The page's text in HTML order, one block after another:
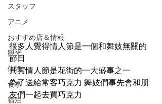
スタッフ
アニメ
おすすめ店＆情報
観光
体験
食事
宿泊
很多人覺得情人節是一個和舞妓無關的
節日
其實情人節是花街的一大盛事之一
為了送給常客巧克力 舞妓們事先會和朋
友們一起去買巧克力